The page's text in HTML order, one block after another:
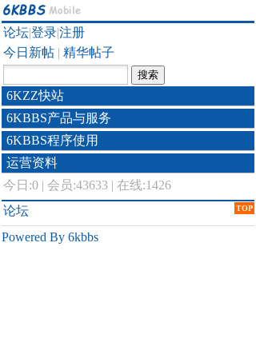
论坛|登录|注册
今日新帖 | 精华帖子
6KZZ快站
6KBBS产品与服务
6KBBS程序使用
运营资料
今日:0 | 会员:43633 | 在线:1426
TOP
论坛
Powered By 6kbbs